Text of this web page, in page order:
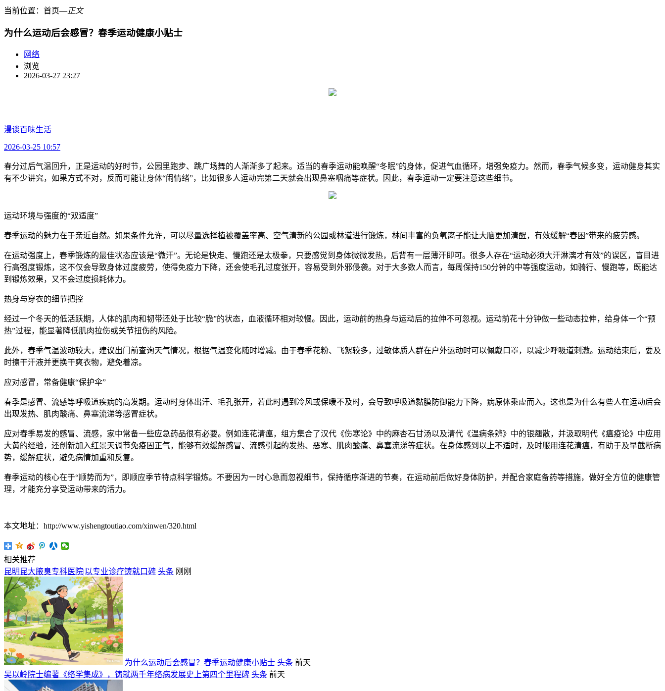
当前位置： 首页―正文
为什么运动后会感冒？春季运动健康小贴士
网络
浏览
2026-03-27 23:27
漫谈百味生活
2026-03-25 10:57
春分过后气温回升，正是运动的好时节，公园里跑步、跳广场舞的人渐渐多了起来。适当的春季运动能唤醒“冬眠”的身体，促进气血循环，增强免疫力。然而，春季气候多变，运动健身其实
有不少讲究，如果方式不对，反而可能让身体“闹情绪”，比如很多人运动完第二天就会出现鼻塞咽痛等症状。因此，春季运动一定要注意这些细节。
运动环境与强度的“双适度”
春季运动的魅力在于亲近自然。如果条件允许，可以尽量选择植被覆盖率高、空气清新的公园或林道进行锻炼，林间丰富的负氧离子能让大脑更加清醒，有效缓解“春困”带来的疲劳感。
在运动强度上，春季锻炼的最佳状态应该是“微汗”。无论是快走、慢跑还是太极拳，只要感觉到身体微微发热，后背有一层薄汗即可。很多人存在“运动必须大汗淋漓才有效”的误区，盲目进
行高强度锻炼，这不仅会导致身体过度疲劳，使得免疫力下降，还会使毛孔过度张开，容易受到外邪侵袭。对于大多数人而言，每周保持150分钟的中等强度运动，如骑行、慢跑等，既能达
到锻炼效果，又不会过度损耗体力。
热身与穿衣的细节把控
经过一个冬天的低活跃期，人体的肌肉和韧带还处于比较“脆”的状态，血液循环相对较慢。因此，运动前的热身与运动后的拉伸不可忽视。运动前花十分钟做一些动态拉伸，给身体一个“预
热”过程，能显著降低肌肉拉伤或关节扭伤的风险。
此外，春季气温波动较大，建议出门前查询天气情况，根据气温变化随时增减。由于春季花粉、飞絮较多，过敏体质人群在户外运动时可以佩戴口罩，以减少呼吸道刺激。运动结束后，要及
时擦干汗液并更换干爽衣物，避免着凉。
应对感冒，常备健康“保护伞”
春季是感冒、流感等呼吸道疾病的高发期。运动时身体出汗、毛孔张开，若此时遇到冷风或保暖不及时，会导致呼吸道黏膜防御能力下降，病原体乘虚而入。这也是为什么有些人在运动后会
出现发热、肌肉酸痛、鼻塞流涕等感冒症状。
应对春季易发的感冒、流感，家中常备一些应急药品很有必要。例如连花清瘟，组方集合了汉代《伤寒论》中的麻杏石甘汤以及清代《温病条辨》中的银翘散，并汲取明代《瘟疫论》中应用
大黄的经验，还创新加入红景天调节免疫固正气，能够有效缓解感冒、流感引起的发热、恶寒、肌肉酸痛、鼻塞流涕等症状。在身体感到以上不适时，及时服用连花清瘟，有助于及早截断病
势，缓解症状，避免病情加重和反复。
春季运动的核心在于“顺势而为”，即顺应季节特点科学锻炼。不要因为一时心急而忽视细节，保持循序渐进的节奏，在运动前后做好身体防护，并配合家庭备药等措施，做好全方位的健康管
理，才能充分享受运动带来的活力。
本文地址：http://www.yishengtoutiao.com/xinwen/320.html
相关推荐
昆明昆大腋臭专科医院|以专业诊疗铸就口碑 头条 刚刚
为什么运动后会感冒？春季运动健康小贴士 头条 前天
吴以岭院士编著《络学集成》，铸就两千年络病发展史上第四个里程碑 头条 前天